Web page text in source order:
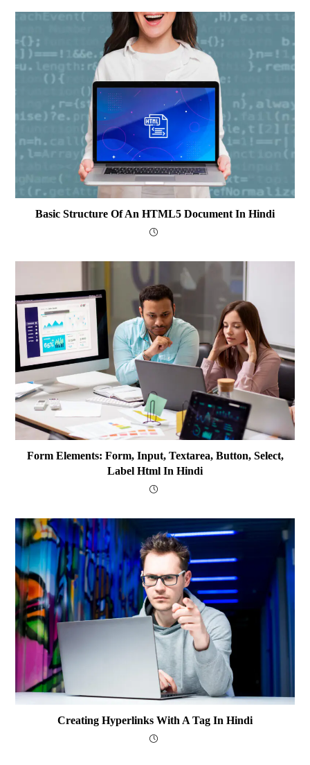
Basic Structure Of An HTML5 Document In Hindi
Form Elements: Form, Input, Textarea, Button, Select,
Label Html In Hindi
Creating Hyperlinks With A Tag In Hindi